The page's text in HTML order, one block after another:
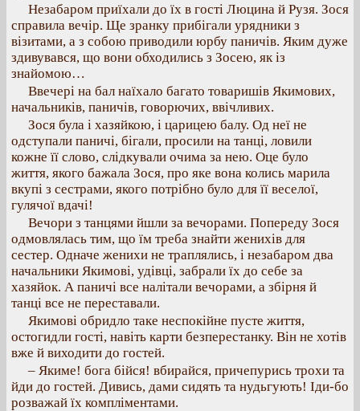
Незабаром приїхали до їх в гості Люцина й Рузя. Зося
справила вечір. Ще зранку прибігали урядники з
візитами, а з собою приводили юрбу паничів. Яким дуже
здивувався, що вони обходились з Зосею, як із
знайомою…
Ввечері на бал наїхало багато товаришів Якимових,
начальників, паничів, говорючих, ввічливих.
Зося була і хазяйкою, і царицею балу. Од неї не
одступали паничі, бігали, просили на танці, ловили
кожне її слово, слідкували очима за нею. Оце було
життя, якого бажала Зося, про яке вона колись марила
вкупі з сестрами, якого потрібно було для її веселої,
гулячої вдачі!
Вечори з танцями йшли за вечорами. Попереду Зося
одмовлялась тим, що їм треба знайти женихів для
сестер. Одначе женихи не траплялись, і незабаром два
начальники Якимові, удівці, забрали їх до себе за
хазяйок. А паничі все налітали вечорами, а збірня й
танці все не переставали.
Якимові обридло таке неспокійне пусте життя,
остогидли гості, навіть карти безперестанку. Він не хотів
вже й виходити до гостей.
– Якиме! бога бійся! вбирайся, причепурись трохи та
йди до гостей. Дивись, дами сидять та нудьгують! Іди-бо
розважай їх компліментами.